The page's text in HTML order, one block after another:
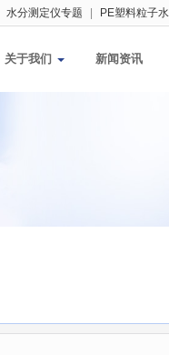
水分测定仪专题 PE塑料粒子
关于我们 新闻资讯